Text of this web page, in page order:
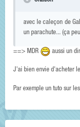
avec le caleçon de
un parachute... (ça
==> MDR aussi un
J'ai bien envie d'acheter
Par exemple un tuto sur